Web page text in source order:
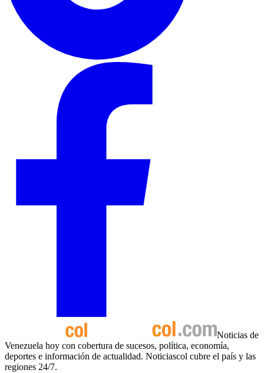
Noticias de
Venezuela hoy con cobertura de sucesos, política, economía,
deportes e información de actualidad. Noticiascol cubre el país y las
regiones 24/7.